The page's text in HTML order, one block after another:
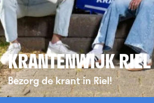
KRANTENWIJK RIEL
Bezorg de krant in Riel!